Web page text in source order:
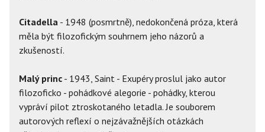
Citadella - 1948 (posmrtně), nedokončená próza, která
měla být filozofickým souhrnem jeho názorů a
zkušeností.
Malý princ - 1943, Saint - Exupéry proslul jako autor
filozoficko - pohádkové alegorie - pohádky, kterou
vypráví pilot ztroskotaného letadla. Je souborem
autorových reflexí o nejzávažnějších otázkách